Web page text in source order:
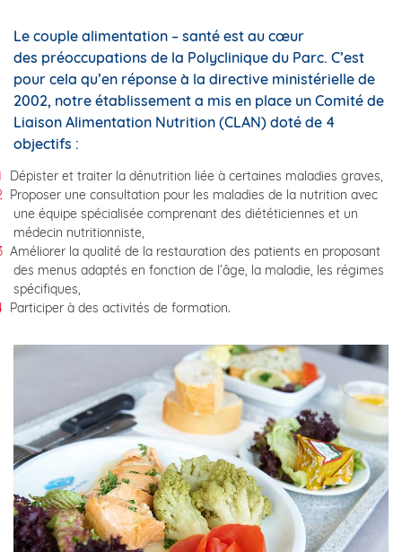
Le couple alimentation – santé est au cœur
des préoccupations de la Polyclinique du Parc. C’est
pour cela qu’en réponse à la directive ministérielle de
2002, notre établissement a mis en place un Comité de
Liaison Alimentation Nutrition (CLAN) doté de 4
objectifs :
Dépister et traiter la dénutrition liée à certaines maladies graves,
Proposer une consultation pour les maladies de la nutrition avec
une équipe spécialisée comprenant des diététiciennes et un
médecin nutritionniste,
Améliorer la qualité de la restauration des patients en proposant
des menus adaptés en fonction de l’âge, la maladie, les régimes
spécifiques,
Participer à des activités de formation.